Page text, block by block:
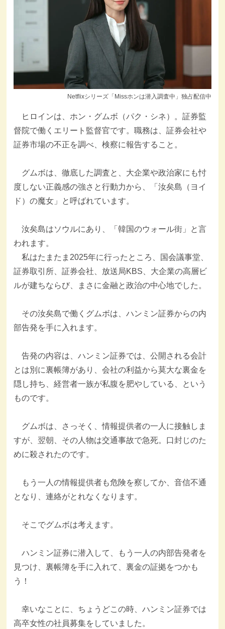
Netflixシリーズ「Missホンは潜入調査中」独占配信中
ヒロインは、ホン・グムボ（パク・シネ）。証券監
督院で働くエリート監督官です。職務は、証券会社や
証券市場の不正を調べ、検察に報告すること。
グムボは、徹底した調査と、大企業や政治家にも忖
度しない正義感の強さと行動力から、「汝矣島（ヨイ
ド）の魔女」と呼ばれています。
汝矣島はソウルにあり、「韓国のウォール街」と言
われます。
私はたまたま2025年に行ったところ、国会議事堂、
証券取引所、証券会社、放送局KBS、大企業の高層ビ
ルが建ちならび、まさに金融と政治の中心地でした。
その汝矣島で働くグムボは、ハンミン証券からの内
部告発を手に入れます。
告発の内容は、ハンミン証券では、公開される会計
とは別に裏帳簿があり、会社の利益から莫大な裏金を
隠し持ち、経営者一族が私腹を肥やしている、という
ものです。
グムボは、さっそく、情報提供者の一人に接触しま
すが、翌朝、その人物は交通事故で急死。口封じのた
めに殺されたのです。
もう一人の情報提供者も危険を察してか、音信不通
となり、連絡がとれなくなります。
そこでグムボは考えます。
ハンミン証券に潜入して、もう一人の内部告発者を
見つけ、裏帳簿を手に入れて、裏金の証拠をつかも
う！
幸いなことに、ちょうどこの時、ハンミン証券では
高卒女性の社員募集をしていました。